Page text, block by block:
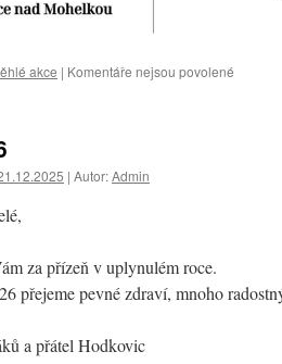
akce | Komentáře nejsou povolené
přátel
| Autor:Admin
za přízeň v uplynulém roce.
přejeme pevné zdraví, mnoho
a přátel Hodkovic